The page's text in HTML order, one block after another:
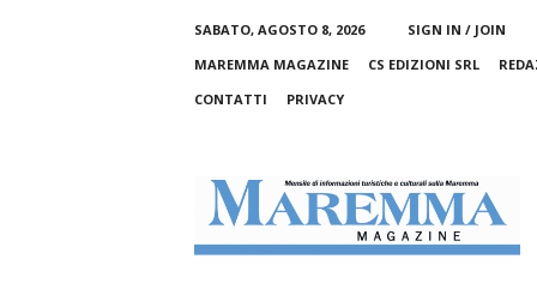
SABATO, AGOSTO 8, 2026
SIGN IN / JOIN
MAREMMA MAGAZINE
CS EDIZIONI SRL
CONTATTI
PRIVACY
m